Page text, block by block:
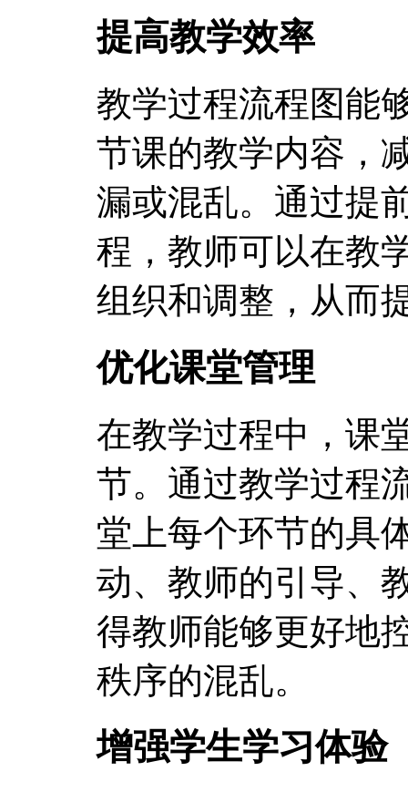
提高教学效率
教学过程流程图能
节课的教学内容，
漏或混乱。通过提
程，教师可以在教
组织和调整，从而
优化课堂管理
在教学过程中，课
节。通过教学过程
堂上每个环节的具
动、教师的引导、
得教师能够更好地
秩序的混乱。
增强学生学习体验